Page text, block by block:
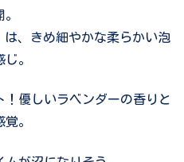
、きめ細やかな柔らかい泡
。
優しいラベンダーの香りと
。